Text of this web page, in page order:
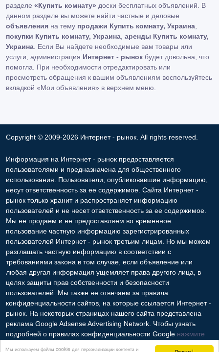
Мы используем файлы cookie для персонализации контента и
разделе «Купить комнату» доски бесплатных объявлений. В
данном разделе вы можете найти частные и деловые
объявления на тему продажи Купить комнату, Украина
покупки Купить комнату, Украина аренды Купить комнату,
Украина . Если Вы найдете необходимые вам товары или
услуги, администрация Интернет - рынок будет довольна, что
помогла. При необходимости отредактировать или
просмотреть обращения к вашим объявлениям воспользуйтесь
вкладкой «Мои объявления» в верхнем меню.
Copyright © 2009-2026 Интернет - рынок. All rights reserved.
Информация на Интернет - рынок предоставляется
пользователями и предназначена для общественного
использования. Пользователи, опубликовавшие информацию,
несут ответственность за ее содержимое. Сайта Интернет -
рынок только хранит и распространяет информацию
пользователей и не несет ответственность за ее содержимое.
Мы не продаем и не предоставляем во временное
пользование частную информацию зарегистрированных
пользователей Интернет - рынок третьим лицам. Но мы можем
разглашать частную информацию в соответствии с
требованиями закона в том случае, если объявление или
любая другая информация ущемляет права другого лица, в
целях защиты прав собственности и безопасности
пользователей. Мы также не отвечаем за правила
конфиденциальности сайтов, на которые ссылается Интернет -
рынок. На некоторых страницах нашего сайта представлена
реклама Google Adsense Advertising Network. Чтобы узнать
подробней о правилах конфиденциальности Google нажмите